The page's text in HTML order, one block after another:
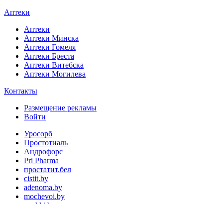
Аптеки
Аптеки
Аптеки Минска
Аптеки Гомеля
Аптеки Бреста
Аптеки Витебска
Аптеки Могилева
Контакты
Размещение рекламы
Войти
Уросорб
Простотиаль
Андрофорс
Pri Pharma
простатит.бел
cistit.by
adenoma.by
mochevoi.by